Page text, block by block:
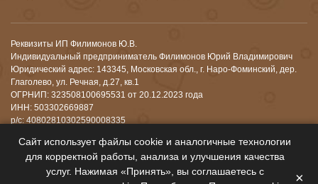
Реквизиты ИП Филимонов Ю.В.
Индивидуальный предприниматель Филимонов Юрий Владимирович
Юридический адрес: 143345, Московская обл., г. Наро-Фоминский, дер.
Глаголево, ул. Речная, д.27, кв.1
ОГРНИП: 323508100695531 от 20.12.2023 года
ИНН: 503302669887
р/с: 40802810302590008335
К/с: 30101810200000000593
БИК: 044525593
ОКПО 0107952068
Сайт использует файлы cookie и аналогичные технологии
для корректной работы, анализа и улучшения качества
услуг. Нажимая «Принять», вы соглашаетесь с
×